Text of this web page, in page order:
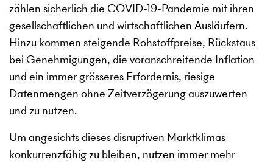
zählen sicherlich die COVID-19-Pandemie mit ihren
gesellschaftlichen und wirtschaftlichen Ausläufern.
Hinzu kommen steigende Rohstoffpreise, Rückstaus
bei Genehmigungen, die voranschreitende Inflation
und ein immer grösseres Erfordernis, riesige
Datenmengen ohne Zeitverzögerung auszuwerten
und zu nutzen.
Um angesichts dieses disruptiven Marktklimas
konkurrenzfähig zu bleiben, nutzen immer mehr